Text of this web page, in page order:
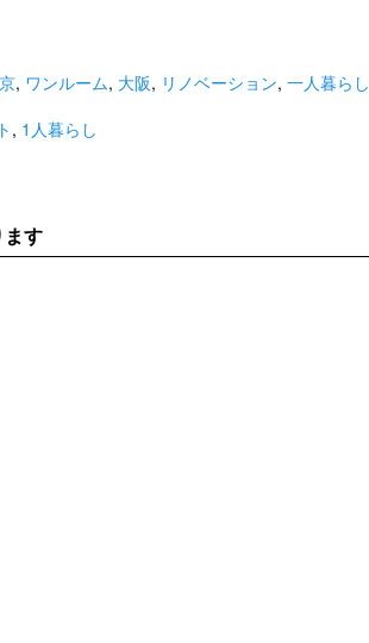
, ワンルーム, 大阪, リノベーション, 一人暮らし
, 1人暮らし
す